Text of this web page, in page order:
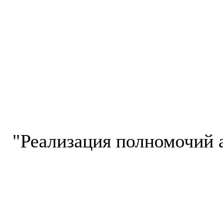
"Реализация полномочий